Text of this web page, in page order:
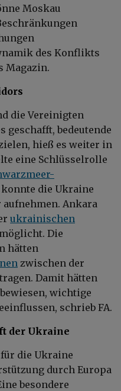
Moskau
des Konflikts
Magazin.
die Vereinigten
geschafft, bedeutende
hieß es weiter in
eine Schlüsselrolle
konnte die Ukraine
Ankara
ukrainischen
Die
hätten
zwischen der
Damit hätten
wichtige
schrieb FA.
der Ukraine
die Ukraine
durch Europa
besondere